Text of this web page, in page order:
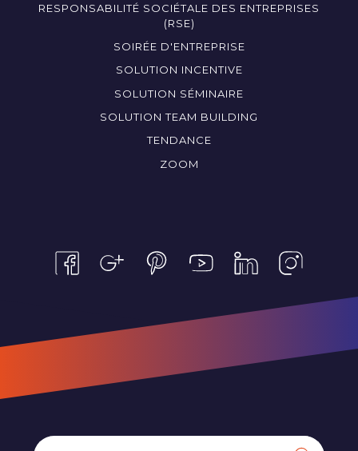
RESPONSABILITÉ SOCIÉTALE DES ENTREPRISES
(RSE)
SOIRÉE D'ENTREPRISE
SOLUTION INCENTIVE
SOLUTION SÉMINAIRE
SOLUTION TEAM BUILDING
TENDANCE
ZOOM